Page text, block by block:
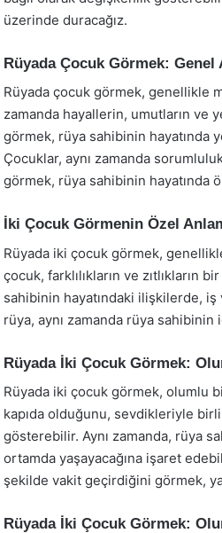
üzerinde duracağız.
Rüyada Çocuk Görmek: Genel
Rüyada çocuk görmek, genellikle
zamanda hayallerin, umutların ve
görmek, rüya sahibinin hayatında
Çocuklar, aynı zamanda
görmek, rüya sahibinin hayatında
İki Çocuk Görmenin Özel
Rüyada iki çocuk görmek,
çocuk, farklılıkların ve zıtlıkların
sahibinin hayatındaki ilişkilerde, iş
rüya, aynı zamanda rüya sahibinin
Rüyada İki Çocuk Görmek:
Rüyada iki çocuk görmek, olumlu
kapıda olduğunu, sevdikleriyle
gösterebilir. Aynı zamanda, rüya
ortamda yaşayacağına işaret
şekilde vakit geçirdiğini görmek,
Rüyada İki Çocuk Görmek: